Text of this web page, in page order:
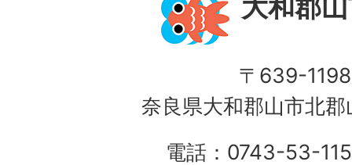
〒639-1198
奈良県大和郡山市北
電話：0743-53-